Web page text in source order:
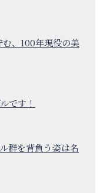
、100年現役の美
です！
群を背負う姿は名